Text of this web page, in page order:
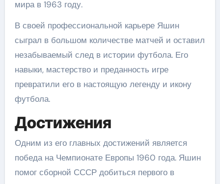
мира в 1963 году.
В своей профессиональной карьере Яшин
сыграл в большом количестве матчей и оставил
незабываемый след в истории футбола. Его
навыки, мастерство и преданность игре
превратили его в настоящую легенду и икону
футбола.
Достижения
Одним из его главных достижений является
победа на Чемпионате Европы 1960 года. Яшин
помог сборной СССР добиться первого в